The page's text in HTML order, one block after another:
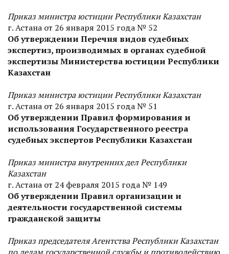
Приказ министра юстиции Республики Казахстан
г. Астана от 26 января 2015 года № 52
Об утверждении Перечня видов судебных
экспертиз, производимых в органах судебной
экспертизы Министерства юстиции Республики
Казахстан
Приказ министра юстиции Республики Казахстан
г. Астана от 26 января 2015 года № 51
Об утверждении Правил формирования и
использования Государственного реестра
судебных экспертов Республики Казахстан
Приказ министра внутренних дел Республики
Казахстан
г. Астана от 24 февраля 2015 года № 149
Об утверждении Правил организации и
деятельности государственной системы
гражданской защиты
Приказ председателя Агентства Республики Казахстан